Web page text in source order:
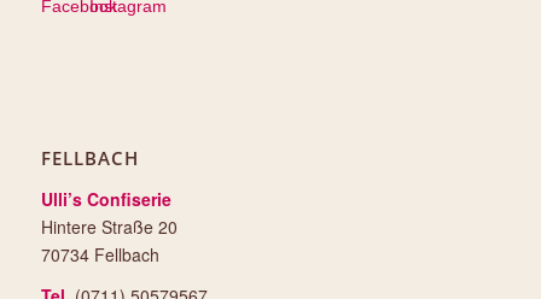
FELLBACH
Ulli’s Confiserie
Hintere Straße 20
70734 Fellbach